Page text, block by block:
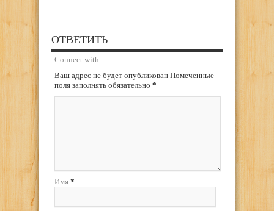
ОТВЕТИТЬ
Connect with:
Ваш адрес не будет опубликован Помеченные
поля заполнять обязательно *
Имя *